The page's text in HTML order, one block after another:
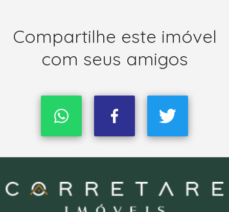
Compartilhe este imóvel
com seus amigos